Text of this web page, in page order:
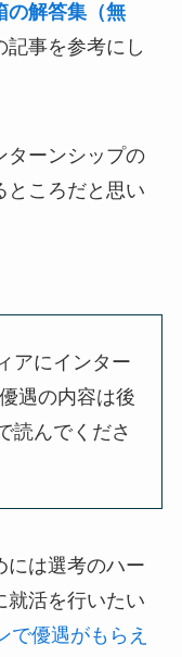
の解答集（無
記事を参考にし
ターンシップの
ところだと思い
アにインター
遇の内容は後
読んでくださ
には選考のハー
就活を行いたい
で優遇がもらえ